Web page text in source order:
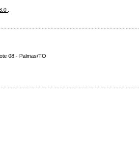
08 - Palmas/TO